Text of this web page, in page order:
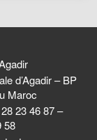
d’Agadir – BP
Maroc
23 46 87 –
58